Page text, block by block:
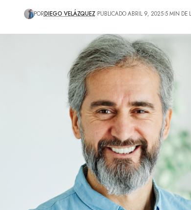
PORDIEGO VELÁZQUEZ PUBLICADO ABRIL 9, 2025 5 MIN DE